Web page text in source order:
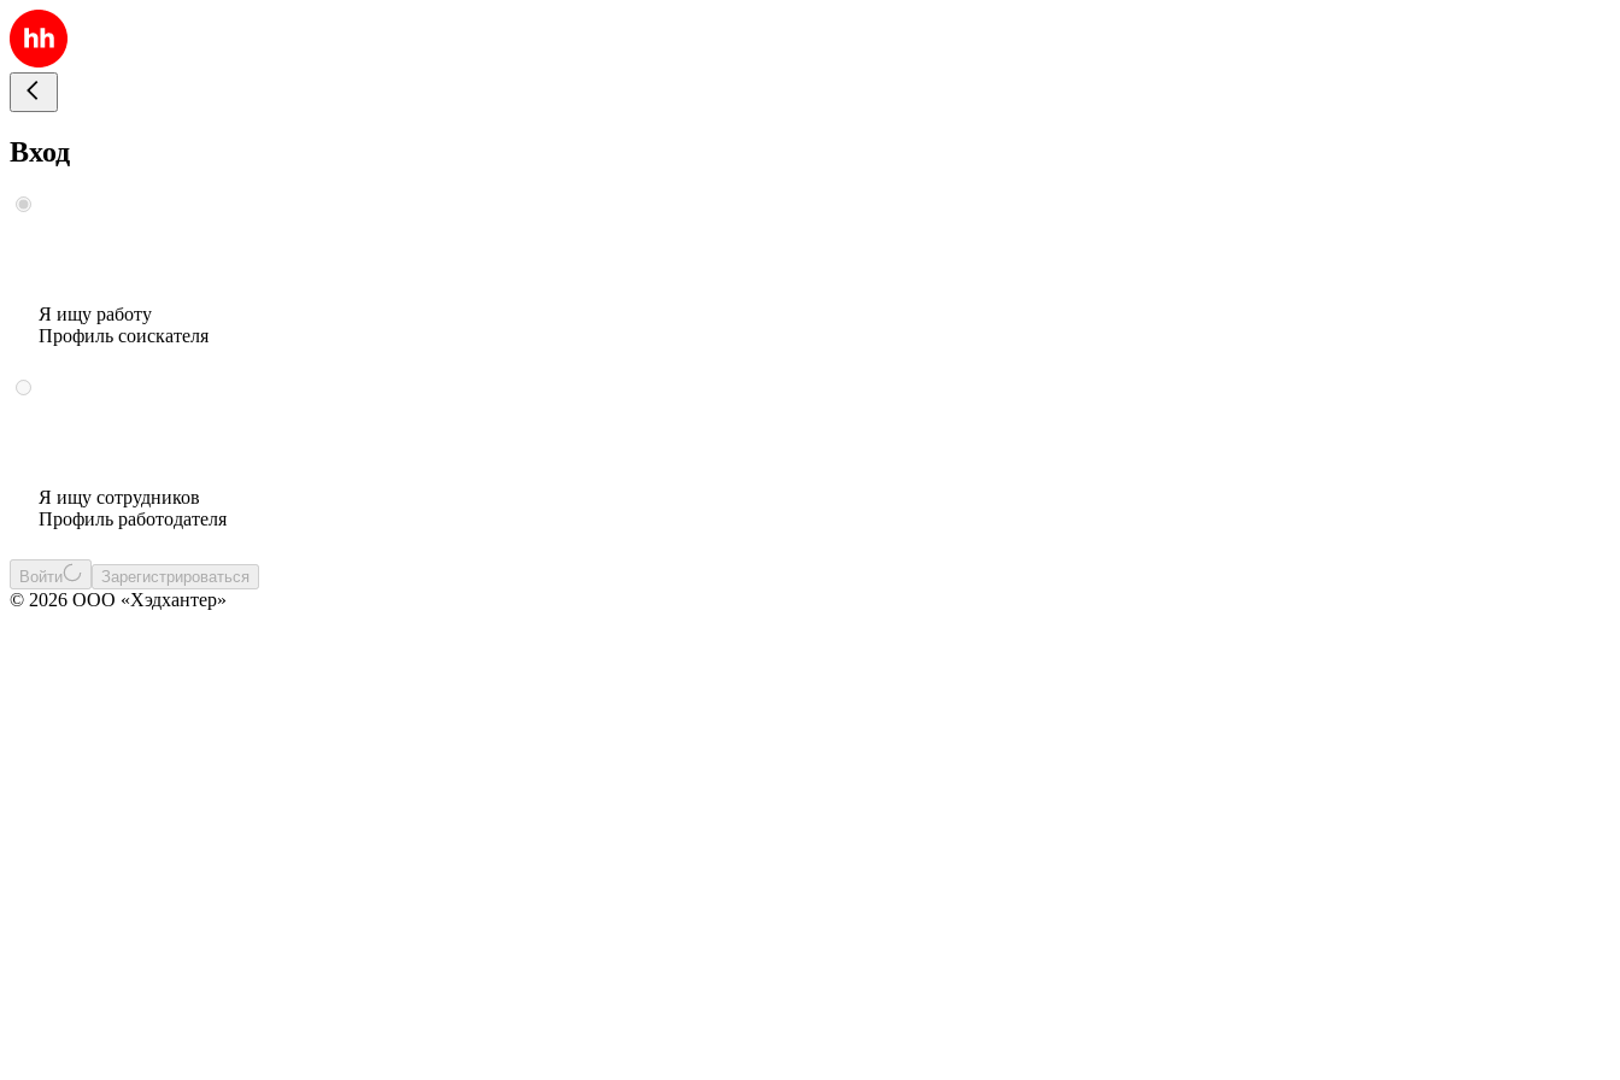
Вход
Я ищу работу
Профиль соискателя
Я ищу сотрудников
Профиль работодателя
Войти Зарегистрироваться
© 2026 ООО «Хэдхантер»